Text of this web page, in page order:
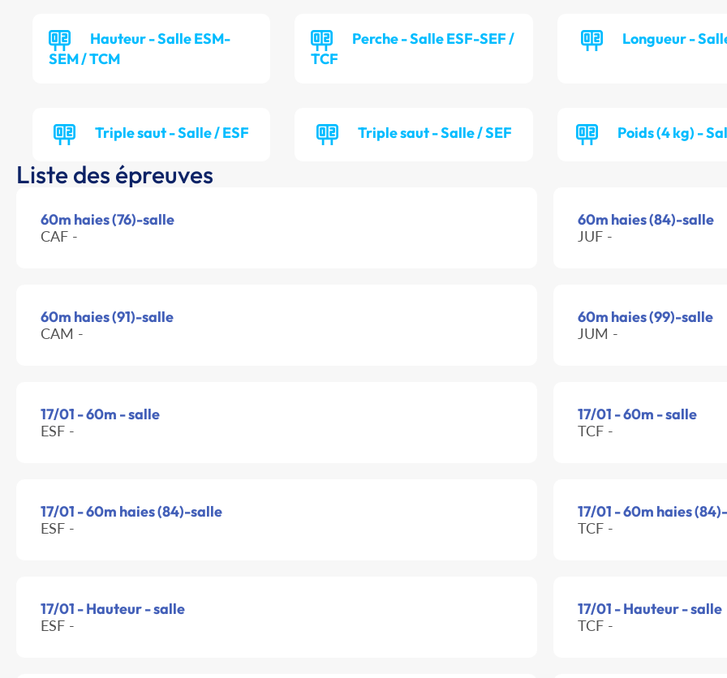
Hauteur - Salle ESM-
SEM / TCM
Perche - Salle ESF-SEF /
TCF
Longueur -
Triple saut - Salle / ESF Triple saut - Salle / SEF Poids (4 kg) -
Liste des épreuves
60m haies (76)-salle
CAF -
60m haies (84)-salle
JUF -
60m haies (91)-salle
CAM -
60m haies (99)-salle
JUM -
17/01 - 60m - salle
ESF -
17/01 - 60m - salle
TCF -
17/01 - 60m haies (84)-salle
ESF -
17/01 - 60m haies
TCF -
17/01 - Hauteur - salle
ESF -
17/01 - Hauteur - salle
TCF -